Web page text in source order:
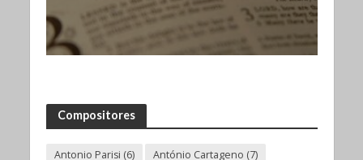
Compositores
Antonio Parisi (6) António Cartageno (7)